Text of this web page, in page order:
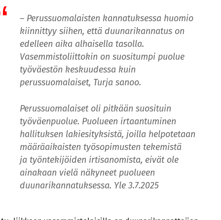
– Perussuomalaisten kannatuksessa huomio
kiinnittyy siihen, että duunarikannatus on
edelleen aika alhaisella tasolla.
Vasemmistoliittokin on suositumpi puolue
työväestön keskuudessa kuin
perussuomalaiset, Turja sanoo.
Perussuomalaiset oli pitkään suosituin
työväenpuolue. Puolueen irtaantuminen
hallituksen lakiesityksistä, joilla helpotetaan
määräaikaisten työsopimusten tekemistä
ja työntekijöiden irtisanomista, eivät ole
ainakaan vielä näkyneet puolueen
duunarikannatuksessa. Yle 3.7.2025